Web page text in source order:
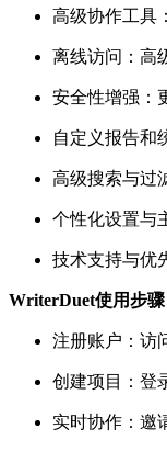
高级协作工具
离线访问：高
安全性增强：
自定义报告和
高级搜索与过
个性化设置与
技术支持与优
WriterDuet使用步骤
注册账户：访
创建项目：登
实时协作：邀